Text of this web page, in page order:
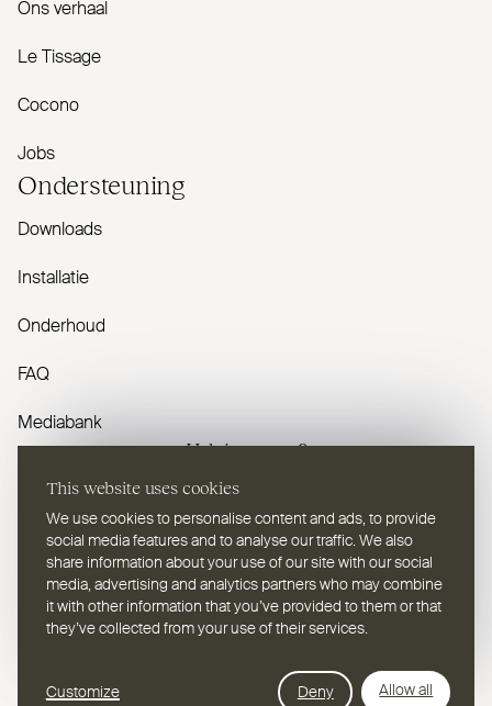
This website uses cookies
We use cookies to personalise content and ads, to provide
social media features and to analyse our traffic. We also
share information about your use of our site with our social
media, advertising and analytics partners who may combine
it with other information that you’ve provided to them or that
they’ve collected from your use of their services.
Customize Deny Allow all
Ons verhaal
Le Tissage
Cocono
Jobs
Onder­steuning
Downloads
Installatie
Onderhoud
FAQ
Mediabank
Heb je vragen?
© 20262TEC2, Alle rechten voorbehouden Privacy Policy Cookies
Selecteer een taal